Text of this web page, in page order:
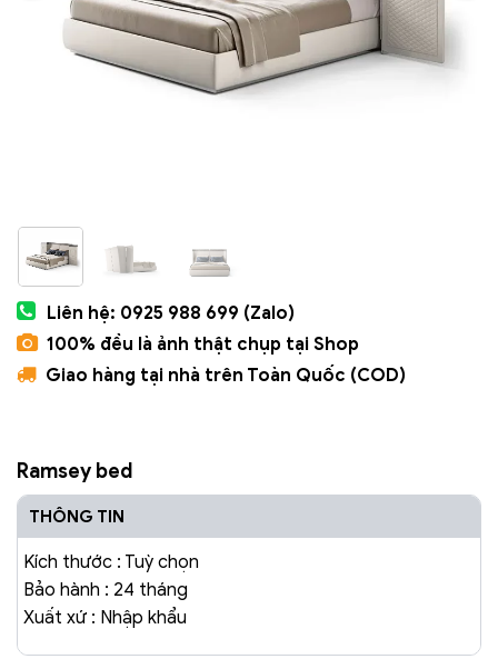
Liên hệ: 0925 988 699 (Zalo)
100% đều là ảnh thật chụp tại Shop
Giao hàng tại nhà trên Toàn Quốc (COD)
Ramsey bed
THÔNG TIN
Kích thước : Tuỳ chọn
Bảo hành : 24 tháng
Xuất xứ : Nhập khẩu